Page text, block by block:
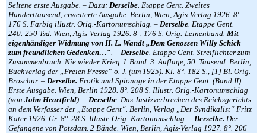
Seltene erste Ausgabe. – Dazu: Derselbe. Etappe Gent. Zweites
Hunderttausend, erweiterte Ausgabe. Berlin, Wien, Agis-Verlag 1926. 8°.
176 S. Farbig illustr. Orig.-Kartonumschlag. – Derselbe. Etappe Gent.
240.-250 Tsd. Wien, Agis-Verlag 1926. 8°. 176 S. Orig.-Leinenband. Mit
eigenhändiger Widmung von H. L. Wandt „Dem Genossen Willy Schick
zum freundlichen Gedenken…″. – Derselbe. Etappe Gent. Streiflichter zum
Zusammenbruch. Nie wieder Krieg. I. Band. 3. Auflage, 50. Tausend. Berlin,
Buchverlag der „Freien Presse“ o. J. (um 1925). Kl.-8°. 182 S., [1] Bl. Orig.-
Broschur. – Derselbe. Erotik und Spionage in der Etappe Gent. (Band II).
Erste Ausgabe. Wien, Berlin 1928. 8°. 208 S. Illustr. Orig.-Kartonumschlag
(von John Heartfield). – Derselbe. Das Justizverbrechen des Reichsgerichts
an dem Verfasser der „Etappe Gent“. Berlin, Verlag „Der Syndikalist“ Fritz
Kater 1926. Gr.-8°. 28 S. Illustr. Orig.-Kartonumschlag. – Derselbe. Der
Gefangene von Potsdam. 2 Bände. Wien, Berlin, Agis-Verlag 1927. 8°. 206